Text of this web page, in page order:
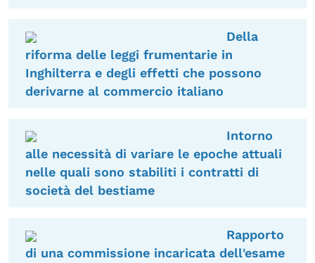
Della
riforma delle leggi frumentarie in
Inghilterra e degli effetti che possono
derivarne al commercio italiano
Intorno
alle necessità di variare le epoche attuali
nelle quali sono stabiliti i contratti di
società del bestiame
Rapporto
di una commissione incaricata dell'esame